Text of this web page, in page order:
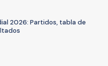
2026: Partidos, tabla de